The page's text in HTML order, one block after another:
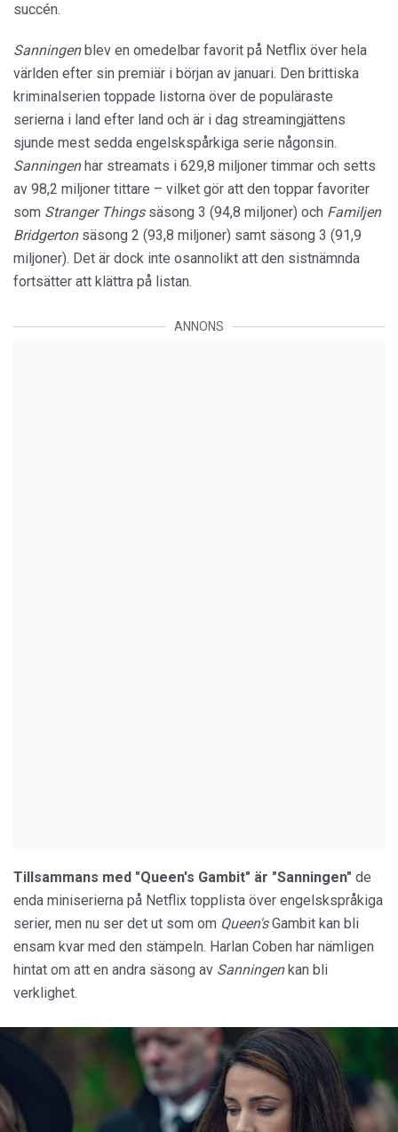
succén.
Sanningenblev en omedelbar favorit på Netflix över hela
världen efter sin premiär i början av januari. Den brittiska
kriminalserien toppade listorna över de populäraste
serierna i land efter land och är i dag streamingjättens
sjunde mest sedda engelskspårkiga serie någonsin.
Sanningenhar streamats i 629,8 miljoner timmar och setts
av 98,2 miljoner tittare – vilket gör att den toppar favoriter
som Stranger Things säsong 3 (94,8 miljoner) och Familjen
Bridgerton säsong 2 (93,8 miljoner) samt säsong 3 (91,9
miljoner). Det är dock inte osannolikt att den sistnämnda
fortsätter att klättra på listan.
ANNONS
Tillsammans med "Queen's Gambit" är "Sanningen" de
enda miniserierna på Netflix topplista över engelskspråkiga
serier, men nu ser det ut som om Queen'sGambit kan bli
ensam kvar med den stämpeln. Harlan Coben har nämligen
hintat om att en andra säsong av Sanningenkan bli
verklighet.